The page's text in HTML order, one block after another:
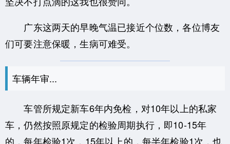
广东这两天的早晚气温已接近个位数，各位博友
们可要注意保暖，生病可难受。
车辆年审...
车管所规定新车6年内免检，对10年以上的私家
车，仍然按照原规定的检验周期执行，即10-15年
的，每年检验1次，15年以上的，每半年检验1次，也